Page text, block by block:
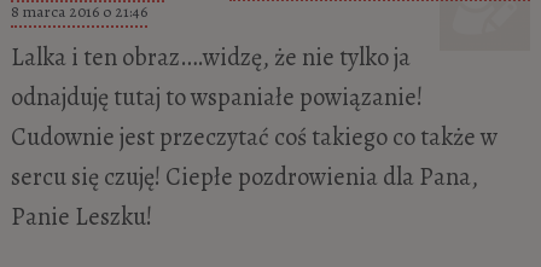
8 marca 2016 o 21:46
Lalka i ten obraz….widzę, że nie tylko ja
odnajduję tutaj to wspaniałe powiązanie!
Cudownie jest przeczytać coś takiego co także w
sercu się czuję! Ciepłe pozdrowienia dla Pana,
Panie Leszku!